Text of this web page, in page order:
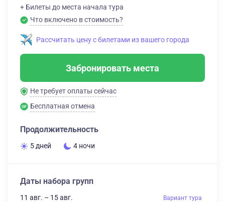
+ Билеты до места начала тура
Что включено в стоимость?
Рассчитать цену с билетами из вашего города
Забронировать места
Не требует оплаты сейчас
Бесплатная отмена
Продолжительность
5 дней 4 ночи
Даты набора групп
11 авг. – 15 авг. Вариант тура